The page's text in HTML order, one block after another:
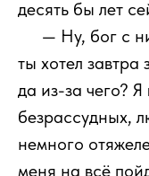
десять бы лет
— Ну, бог с
ты хотел завтра
да из-за чего? Я
безрассудных,
немного
меня на всё